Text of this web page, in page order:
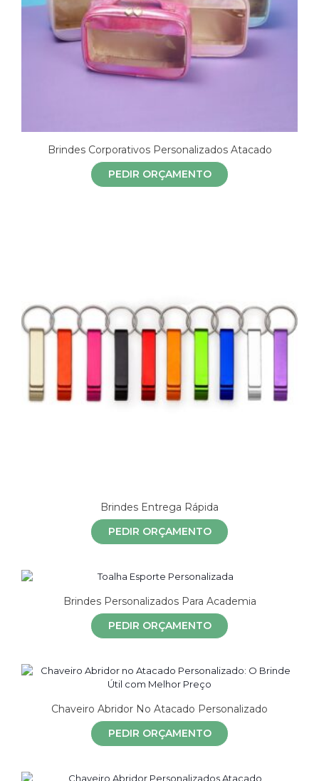
Brindes Corporativos Personalizados Atacado
PEDIR ORÇAMENTO
Brindes Entrega Rápida
PEDIR ORÇAMENTO
Brindes Personalizados Para Academia
PEDIR ORÇAMENTO
Chaveiro Abridor No Atacado Personalizado
PEDIR ORÇAMENTO